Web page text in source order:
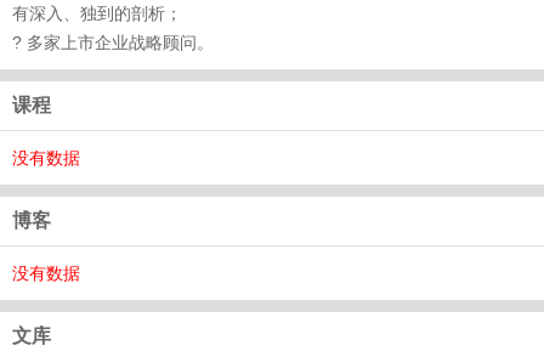
有深入、独到的剖析；
? 多家上市企业战略顾问。
课程
没有数据
博客
没有数据
文库